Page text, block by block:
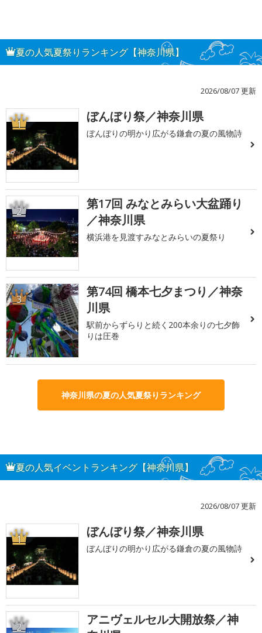
夏の人気夏祭りランキング【神奈川県】
2026/08/07 更新
1 ぼんぼり祭／神奈川県
ぼんぼりの明かり広がる鎌倉の夏の風物詩
2
第17回 みなとみらい大盆踊り
／神奈川県
横浜港を見渡すみなとみらいの夏祭り
3
第74回 橋本七夕まつり／神奈
川県
駅前からずらりと続く200本余りの七夕飾
りは圧巻
神奈川県の夏の人気夏祭りランキング
夏の人気イベントランキング【神奈川県】
2026/08/07 更新
1 ぼんぼり祭／神奈川県
ぼんぼりの明かり広がる鎌倉の夏の風物詩
2
アニヴェルセル大開放祭／神